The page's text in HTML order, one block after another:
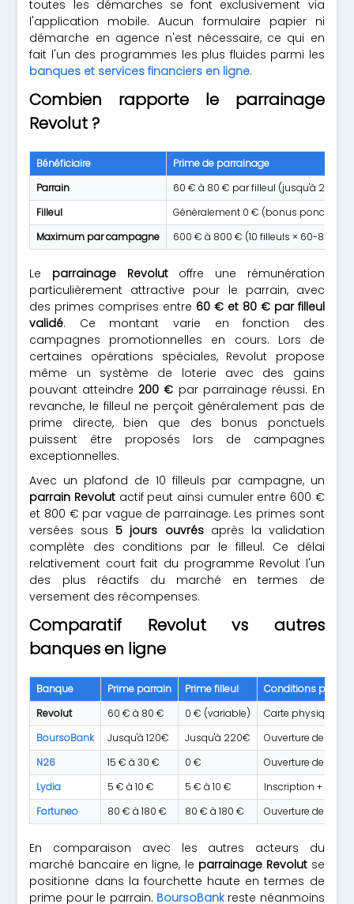
toutes les démarches se font exclusivement via
l'application mobile. Aucun formulaire papier ni
démarche en agence n'est nécessaire, ce qui en
fait l'un des programmes les plus fluides parmi les
banques et services financiers en ligne.
Combien rapporte le parrainage
Revolut ?
Bénéficiaire
Prime de parrainage
Parrain
60 € à 80 € par filleul (jusqu'à 200 €
Filleul
Généralement 0 € (bonus ponctuel
Maximum par campagne
600 € à 800 € (10 filleuls × 60-80 €)
Le parrainage Revolutoffre une rémunération
particulièrement attractive pour le parrain, avec
des primes comprises entre 60 € et 80 € par filleul
validé. Ce montant varie en fonction des
campagnes promotionnelles en cours. Lors de
certaines opérations spéciales, Revolut propose
même un système de loterie avec des gains
pouvant atteindre 200 € par parrainage réussi. En
revanche, le filleul ne perçoit généralement pas de
prime directe, bien que des bonus ponctuels
puissent être proposés lors de campagnes
exceptionnelles.
Avec un plafond de 10 filleuls par campagne, un
parrain Revolut actif peut ainsi cumuler entre 600 €
et 800 € par vague de parrainage. Les primes sont
versées sous 5 jours ouvrésaprès la validation
complète des conditions par le filleul. Ce délai
relativement court fait du programme Revolut l'un
des plus réactifs du marché en termes de
versement des récompenses.
Comparatif Revolut vs autres
banques en ligne
Banque Prime parrain Prime filleul
Conditions
Revolut
60 € à 80 € 0 € (variable)
Carte physique +
BoursoBank
Jusqu'à 120€ Jusqu'à 220€
Ouverture de
N26
15 € à 30 € 0 €
Ouverture de
Lydia
5 € à 10 € 5 € à 10 €
Inscription +
Fortuneo
80 € à 180 € 80 € à 180 € Ouverture de
En comparaison avec les autres acteurs du
marché bancaire en ligne, le parrainage Revolutse
positionne dans la fourchette haute en termes de
prime pour le parrain. BoursoBankreste néanmoins